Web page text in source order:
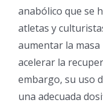
anabólico que se
atletas y
aumentar la
acelerar la
embargo, su uso
una adecuada